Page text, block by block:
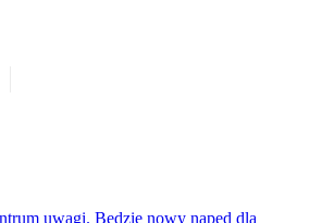
uwagi. Będzie nowy napęd dla